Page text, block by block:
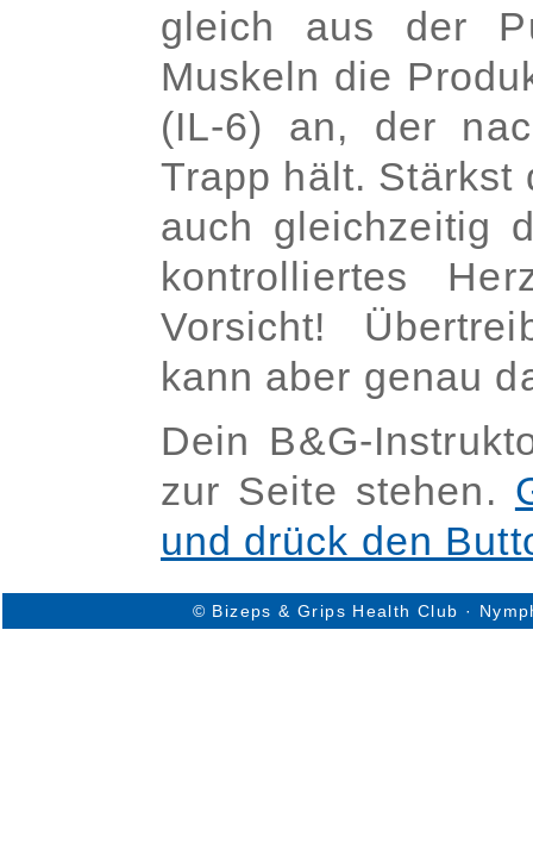
gleich aus der
Muskeln die
(IL-6) an, der
Trapp hält. Stärkst
auch gleichzeitig
kontrolliertes
Vorsicht!
kann aber genau
Dein B&G-
zur Seite stehen.
und drück den
© Bizeps & Grips Health Club ·